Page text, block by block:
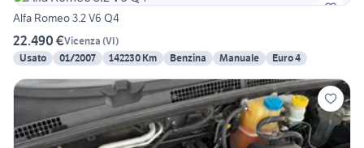
Alfa Romeo 3.2 V6 Q4
22.490 €Vicenza (VI)
Usato
01/2007 142230 Km Benzina Manuale Euro 4